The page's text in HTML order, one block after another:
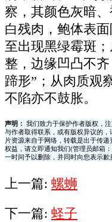
察，其颜色灰暗
白残肉，鲍体表
至出现黑绿霉斑
整，边缘凹凸不
蹄形”；从肉质观
不陷亦不鼓胀。
声明：
我们致力于保护作者版权，
与作者取得联系，或有版权异议的
片资源来自于网络，转载是出于传
权益，请立即通知我们(管理员邮箱
一时间予以删除，并同时向您表示歉
上一篇: 螺蛳
下一篇: 蛏子